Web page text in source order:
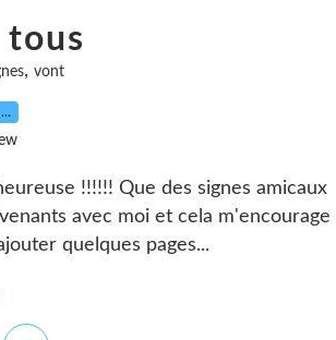
tous
, vont
…
!!!!!! Que des signes amicaux
avec moi et cela m'encourage
quelques pages...